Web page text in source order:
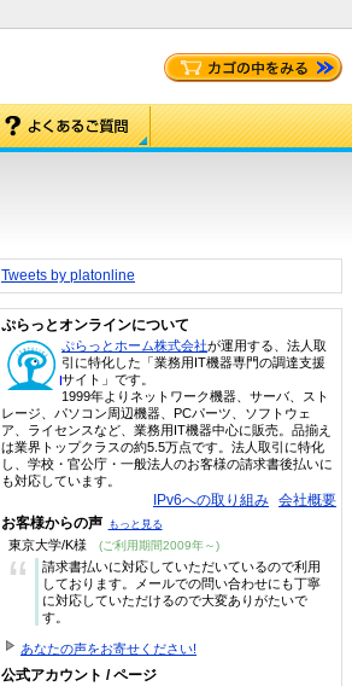
Tweets by platonline
ぷらっとオンラインについて
ぷらっとホーム株式会社が運用する、法人取
引に特化した「業務用IT機器専門の調達支援
サイト」です。
1999年よりネットワーク機器、サーバ、スト
レージ、パソコン周辺機器、PCパーツ、ソフトウェ
ア、ライセンスなど、業務用IT機器中心に販売。品揃え
は業界トップクラスの約5.5万点です。法人取引に特化
し、学校・官公庁・一般法人のお客様の請求書後払いに
も対応しています。
IPv6への取り組み 会社概要
お客様からの声 もっと見る
東京大学/K様 (ご利用期間2009年～)
“
請求書払いに対応していただいているので利用
しております。メールでの問い合わせにも丁寧
に対応していただけるので大変ありがたいで
す。
あなたの声をお寄せください!
公式アカウント / ページ